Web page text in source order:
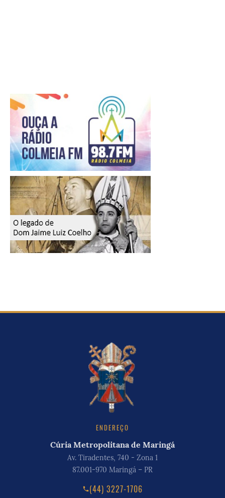
ENDEREÇO
Cúria Metropolitana de Maringá
Av. Tiradentes, 740 - Zona 1
87.001-970 Maringá – PR
(44) 3227-1706